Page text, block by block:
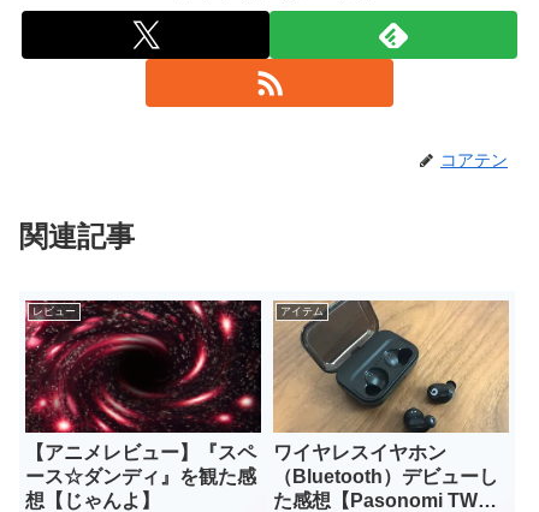
コアテン
関連記事
レビュー
【アニメレビュー】『スペ
ース☆ダンディ』を観た感
想【じゃんよ】
アイテム
ワイヤレスイヤホン
（Bluetooth）デビューし
た感想【Pasonomi TWS-